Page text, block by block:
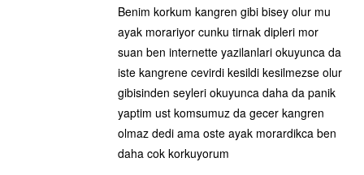
Benim korkum kangren gibi bisey olur mu
ayak morariyor cunku tirnak dipleri mor
suan ben internette yazilanlari okuyunca da
iste kangrene cevirdi kesildi kesilmezse olur
gibisinden seyleri okuyunca daha da panik
yaptim ust komsumuz da gecer kangren
olmaz dedi ama oste ayak morardikca ben
daha cok korkuyorum